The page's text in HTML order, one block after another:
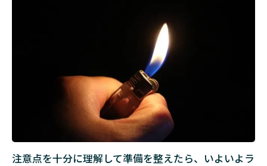
注意点を十分に理解して準備を整えたら、いよいよラ